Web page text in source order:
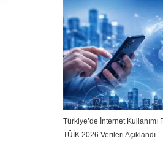
Türkiye’de İnternet Kullanımı
TÜİK 2026 Verileri Açıklandı